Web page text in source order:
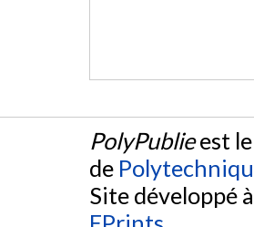
PolyPublieest
de
Site développé